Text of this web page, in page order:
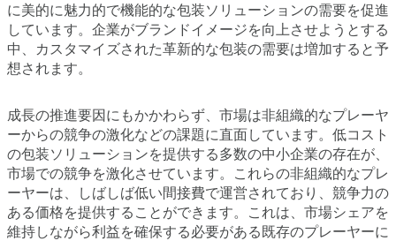
に美的に魅力的で機能的な包装ソリューションの需要を促進
しています。企業がブランドイメージを向上させようとする
中、カスタマイズされた革新的な包装の需要は増加すると予
想されます。
成長の推進要因にもかかわらず、市場は非組織的なプレーヤ
ーからの競争の激化などの課題に直面しています。低コスト
の包装ソリューションを提供する多数の中小企業の存在が、
市場での競争を激化させています。これらの非組織的なプレ
ーヤーは、しばしば低い間接費で運営されており、競争力の
ある価格を提供することができます。これは、市場シェアを
維持しながら利益を確保する必要がある既存のプレーヤーに